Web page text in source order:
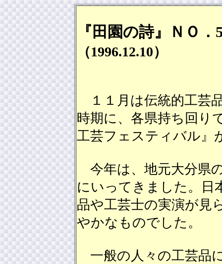
『田園の詩』ＮＯ
（1996.12.10）
１１月は伝統的工芸
時期に、各県持ち回り
工芸フェスティバル』
今年は、地元大分県
にいってきました。日
品や工芸士の実演が見
やかなものでした。
一般の人々の工芸品